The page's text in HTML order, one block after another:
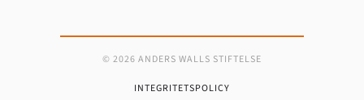
© 2026 ANDERS WALLS STIFTELSE
INTEGRITETSPOLICY